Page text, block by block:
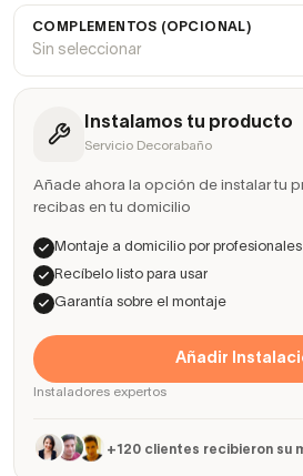
COMPLEMENTOS (OPCIONAL)
Sin seleccionar
Instalamos tu producto
Servicio Decorabaño
Añade ahora la opción de instalar tu
recibas en tu domicilio
Montaje a domicilio por profesionales
Recíbelo listo para usar
Garantía sobre el montaje
Añadir
Instaladores expertos
+120 clientes recibieron su